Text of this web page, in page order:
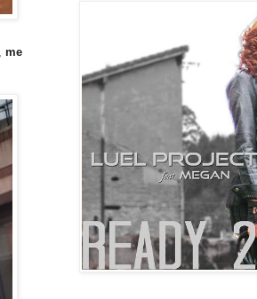
me